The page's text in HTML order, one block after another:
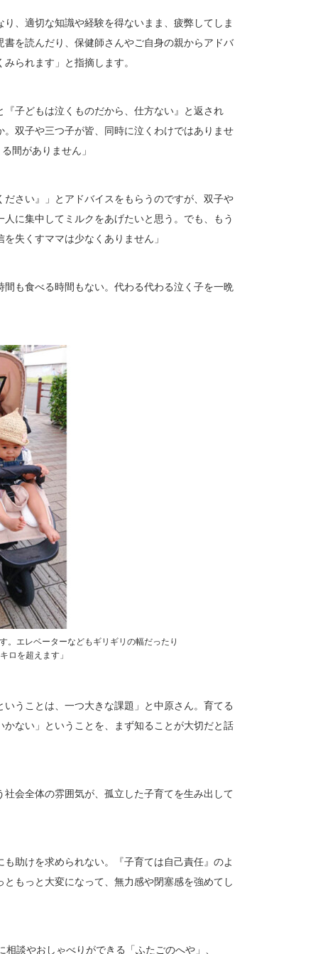
、適切な知識や経験を得ないまま、疲弊してしま
を読んだり、保健師さんやご自身の親からアドバ
られます」と指摘します。
子どもは泣くものだから、仕方ない』と返され
双子や三つ子が皆、同時に泣くわけではありませ
間がありません」
さい』」とアドバイスをもらうのですが、双子や
に集中してミルクをあげたいと思う。でも、もう
失くすママは少なくありません」
も食べる時間もない。代わる代わる泣く子を一晩
。エレベーターなどもギリギリの幅だったり
ロを超えます」
うことは、一つ大きな課題」と中原さん。育てる
ない」ということを、まず知ることが大切だと話
会全体の雰囲気が、孤立した子育てを生み出して
助けを求められない。『子育ては自己責任』のよ
もっと大変になって、無力感や閉塞感を強めてし
談やおしゃべりができる「ふたごのへや」、